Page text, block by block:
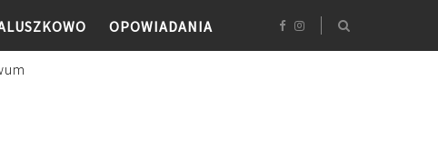
OPOWIADANIA